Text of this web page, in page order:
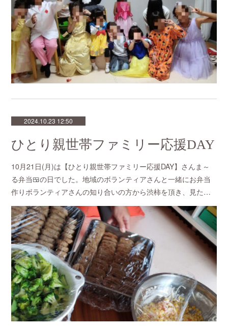
2024.10.23 12:50
ひとり親世帯ファミリー応援DAY
10月21日(月)は【ひとり親世帯ファミリー応援DAY】さんま～
る弁当🍱の日でした。地域のボランティアさんと一緒にお弁当
作りボランティアさんの知り合いの方から渋柿を頂き、見た…